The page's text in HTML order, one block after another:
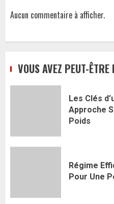
Aucun commentaire à afficher.
VOUS AVEZ PEUT-ÊTRE
Les Clés
Approche
Poids
Régime
Pour Une